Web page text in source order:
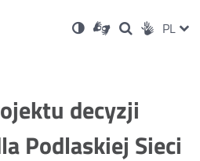
Ustawienia
Wersja
kontrastowa
Dla
niesłyszących
OtwórzOtwórz
w
Otwórz
w
Social PL
decyzji
Podlaskiej Sieci